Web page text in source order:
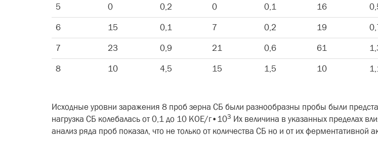
5
0 0,2 0 0,1 16
6
15 0,1 7 0,2 19
7
23 0,9 21 0,6 61
8
10 4,5 15 1,5 10
Исходные уровни заражения 8 проб зерна СБ были разнообразны пробы были
нагрузка СБ колебалась от 0,1 до 10 КОЕ/г•103 Их величина в указанных пределах
анализ ряда проб показал, что не только от количества СБ но и от их ферментативной